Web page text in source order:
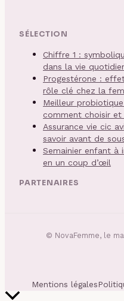
SÉLECTION
Chiffre 1 :
dans la vie
Progestérone :
rôle clé chez la
Meilleur
comment choisir
Assurance vie cic
savoir avant de
Semainier enfant à
en un coup d’œil
PARTENAIRES
© NovaFemme, le
Mentions légales